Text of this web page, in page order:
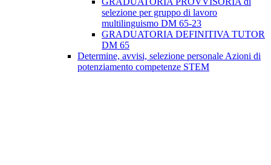
selezione per gruppo di lavoro
multilinguismo DM 65-23
GRADUATORIA DEFINITIVA TUTOR
DM 65
Determine, avvisi, selezione personale Azioni di
potenziamento competenze STEM